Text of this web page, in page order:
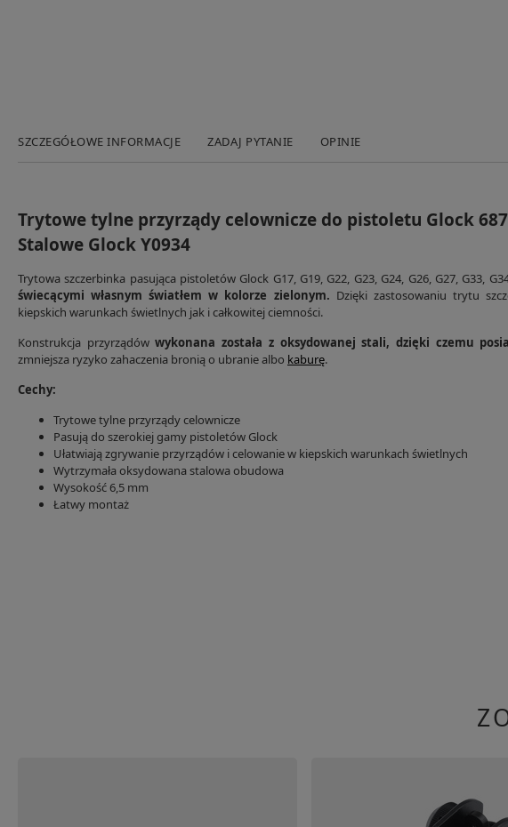
SZCZEGÓŁOWE INFORMACJE ZADAJ PYTANIE OPINIE
Trytowe tylne przyrządy celownicze do pistoletu Glock
Stalowe Glock Y0934
Trytowa szczerbinka pasująca pistoletów Glock G17, G19, G22, G23, G24, G26, G27, G33,
świecącymi własnym światłem w kolorze zielonym. Dzięki zastosowaniu trytu
kiepskich warunkach świetlnych jak i całkowitej ciemności.
Konstrukcja przyrządówwykonana została z oksydowanej stali, dzięki czemu
zmniejsza ryzyko zahaczenia bronią o ubranie albo kaburę.
Cechy:
Trytowe tylne przyrządy celownicze
Pasują do szerokiej gamy pistoletów Glock
Ułatwiają zgrywanie przyrządów i celowanie w kiepskich warunkach świetlnych
Wytrzymała oksydowana stalowa obudowa
Wysokość 6,5 mm
Łatwy montaż